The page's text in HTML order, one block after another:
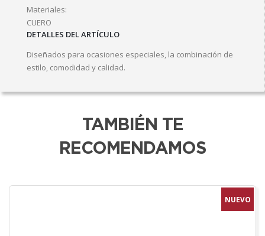
Materiales:
CUERO
DETALLES DEL ARTÍCULO
Diseñados para ocasiones especiales, la combinación de
estilo, comodidad y calidad.
TAMBIÉN TE
RECOMENDAMOS
NUEVO